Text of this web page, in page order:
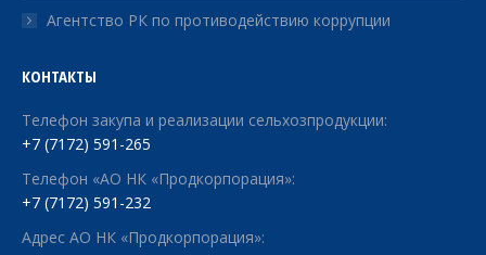
Агентство РК по противодействию коррупции
КОНТАКТЫ
Телефон закупа и реализации сельхозпродукции:
+7 (7172) 591-265
Телефон «АО НК «Продкорпорация»:
+7 (7172) 591-232
Адрес АО НК «Продкорпорация»: